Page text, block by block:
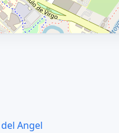
Angel